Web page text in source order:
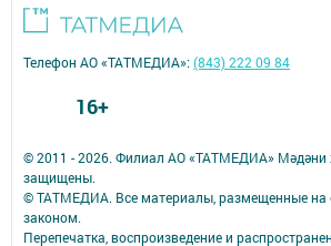
© 2011 - 2026. Филиал АО «ТАТМЕДИА» Мәдәни
защищены.
© ТАТМЕДИА. Все материалы, размещенные на
законом.
Перепечатка, воспроизведение и
Телефон АО «ТАТМЕДИА»:(843) 222 09 84
16+